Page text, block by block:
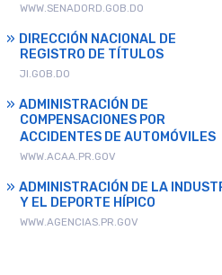
WWW.SENADORD.GOB.DO
DIRECCIÓN NACIONAL DE
REGISTRO DE TÍTULOS
JI.GOB.DO
ADMINISTRACIÓN DE
COMPENSACIONES POR
ACCIDENTES DE AUTOMÓVILES
WWW.ACAA.PR.GOV
ADMINISTRACIÓN DE LA
Y EL DEPORTE HÍPICO
WWW.AGENCIAS.PR.GOV